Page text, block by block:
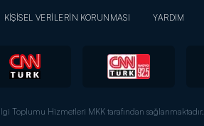
KİŞİSEL VERİLERİN KORUNMASI YARDIM
Toplumu Hizmetleri MKK tarafından sağlanmaktadır.